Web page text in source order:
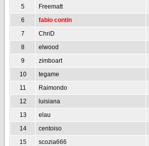
5
Freematt
6
fabio contin
7
ChriD
8
elwood
9
zimboart
10
tegame
11
Raimondo
12
luisiana
13
elau
14
centoiso
15
scozia666